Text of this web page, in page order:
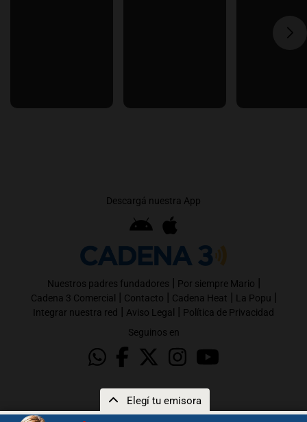
Elegí tu emisora
Descargá nuestra App
Nuestros padres fundadores | Por siempre Mario |
Cadena 3 Comercial | Contacto | Cadena Heat | La Popu |
Integrar nuestra red | Aviso Legal | Política de Privacidad
Seguinos en